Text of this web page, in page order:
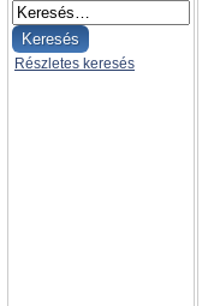
Részletes keresés